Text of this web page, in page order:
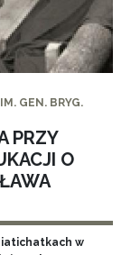
GEN. BRYG.
PRZY
O
w